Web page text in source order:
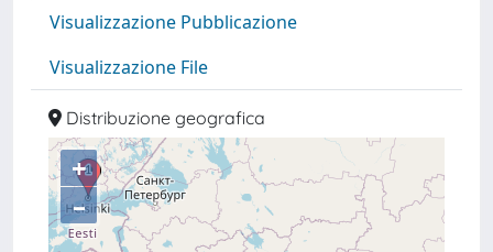
Visualizzazione Pubblicazione
Visualizzazione File
Distribuzione geografica
+
–